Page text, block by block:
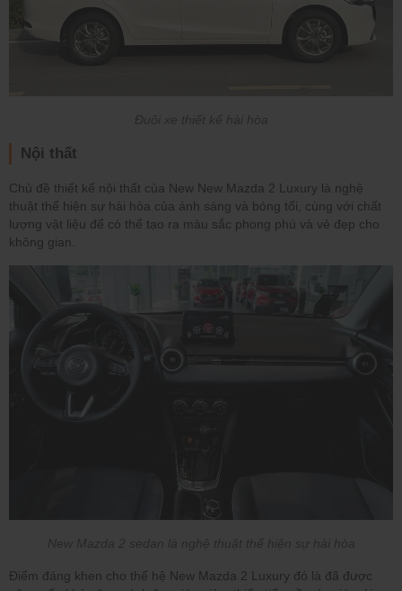
Nội thất
Chủ đề thiết kế nội thất của New New Mazda 2 Luxury là nghệ
thuật thể hiện sự hài hòa của ánh sáng và bóng tối, cùng với chất
lượng vật liệu để có thể tạo ra màu sắc phong phú và vẻ đẹp cho
không gian.
Điểm đáng khen cho thế hệ New Mazda 2 Luxury đó là đã được